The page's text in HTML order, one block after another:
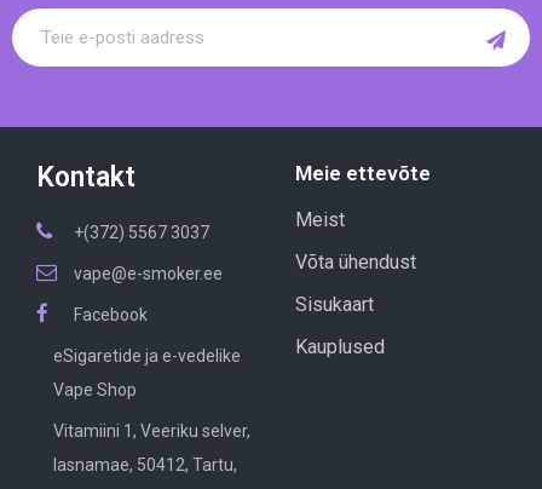
Kontakt
+(372) 5567 3037
vape@e-smoker.ee
Facebook
eSigaretide ja e-vedelike
Vape Shop
Vitamiini 1, Veeriku selver,
lasnamae, 50412, Tartu,
Meie ettevõte
Meist
Võta ühendust
Sisukaart
Kauplused